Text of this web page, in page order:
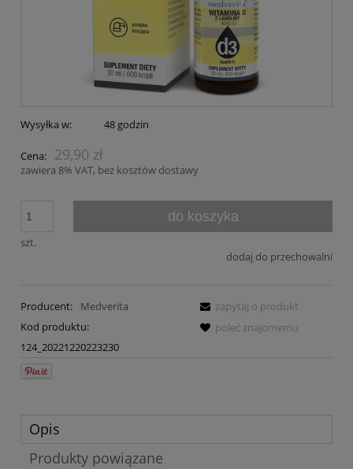
Wysyłka w: 48 godzin
Cena: 29,90 zł
zawiera 8% VAT, bez kosztów dostawy
szt.
do koszyka
dodaj do przechowalni
Producent:
Medverita
Kod produktu:
124_20221220223230
zapytaj o produkt
poleć znajomemu
Opis
Produkty powiązane